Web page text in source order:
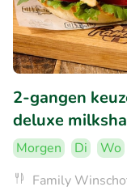
2-gangen
deluxe
Morgen Di Wo
Family